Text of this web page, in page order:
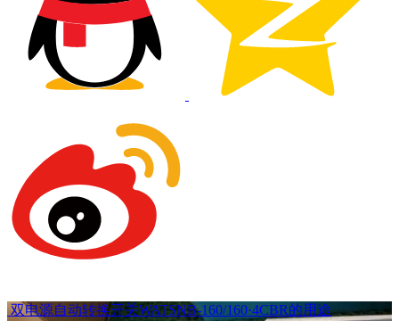
双电源自动转换开关WATSNB-160/160·4CBR的用途